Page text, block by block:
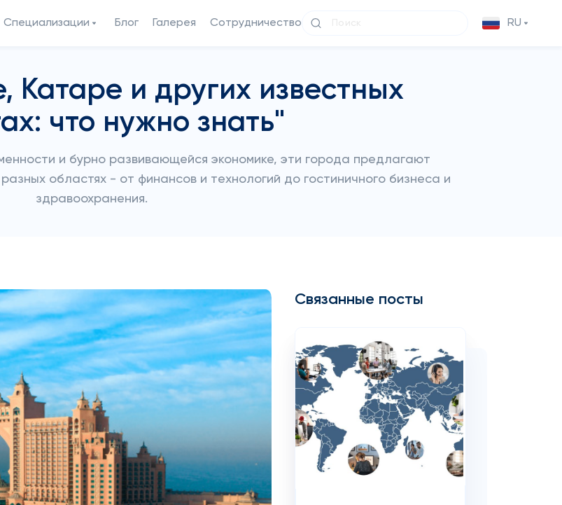
Специализации Блог Галерея Сотрудничество RU
Катаре и других известных
что нужно знать"
и бурно развивающейся экономике, эти города предлагают
областях - от финансов и технологий до гостиничного бизнеса и
здравоохранения.
Связанные посты